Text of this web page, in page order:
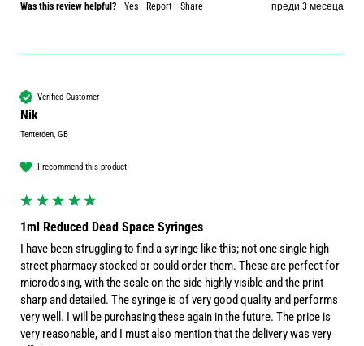
Was this review helpful? Yes Report Share преди 3 месеца
Verified Customer
Nik
Tenterden, GB
I recommend this product
1ml Reduced Dead Space Syringes
I have been struggling to find a syringe like this; not one single high
street pharmacy stocked or could order them. These are perfect for
microdosing, with the scale on the side highly visible and the print
sharp and detailed. The syringe is of very good quality and performs
very well. I will be purchasing these again in the future. The price is
very reasonable, and I must also mention that the delivery was very